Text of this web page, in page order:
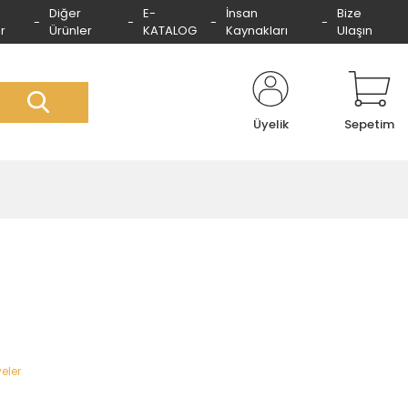
Diğer
Ürünler
E-
KATALOG
İnsan
Kaynakları
Bize
Ulaşın
Üyelik Sepetim